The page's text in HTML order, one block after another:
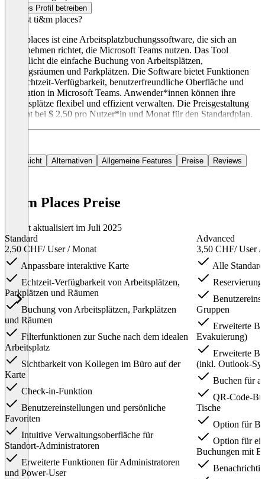
Dieses Profil betreiben
Was ist ti&m places?
ti&m places ist eine Arbeitsplatzbuchungssoftware, die sich an
Unternehmen richtet, die Microsoft Teams nutzen. Das Tool
ermöglicht die einfache Buchung von Arbeitsplätzen,
Sitzungsräumen und Parkplätzen. Die Software bietet Funktionen
wie Echtzeit-Verfügbarkeit, benutzerfreundliche Oberfläche und
Integration in Microsoft Teams. Anwender*innen können ihre
Arbeitsplätze flexibel und effizient verwalten. Die Preisgestaltung
beginnt bei $ 2,50 pro Nutzer*in und Monat für den Standardplan.
Übersicht Alternativen Allgemeine Features Preise Reviews
ti&m Places Preise
Zuletzt aktualisiert im Juli 2025
Standard
2,50 CHF/ User / Monat
Anpassbare interaktive Karte
Echtzeit-Verfügbarkeit von Arbeitsplätzen,
Parkplätzen und Räumen
Buchung von Arbeitsplätzen, Parkplätzen
und Räumen
Filterfunktionen zur Suche nach dem idealen
Arbeitsplatz
Sichtbarkeit von Kollegen im Büro auf der
Karte
Check-in-Funktion
Benutzereinstellungen und persönliche
Favoriten
Intuitive Verwaltungsoberfläche für
Standort-Administratoren
Erweiterte Funktionen für Administratoren
und Power-User
Advanced
3,50 CHF/ User /
Alle
Gruppen
Erweiterte
Evakuierung)
Erweiterte
(inkl. Outlook-
Buchen für
QR-Code-
Tische
Option für
Option für
Buchungen mit